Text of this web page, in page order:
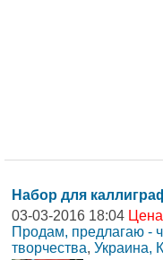
Набор для
03-03-2016 18:04
Продам, предлагаю -
творчества, Украина,